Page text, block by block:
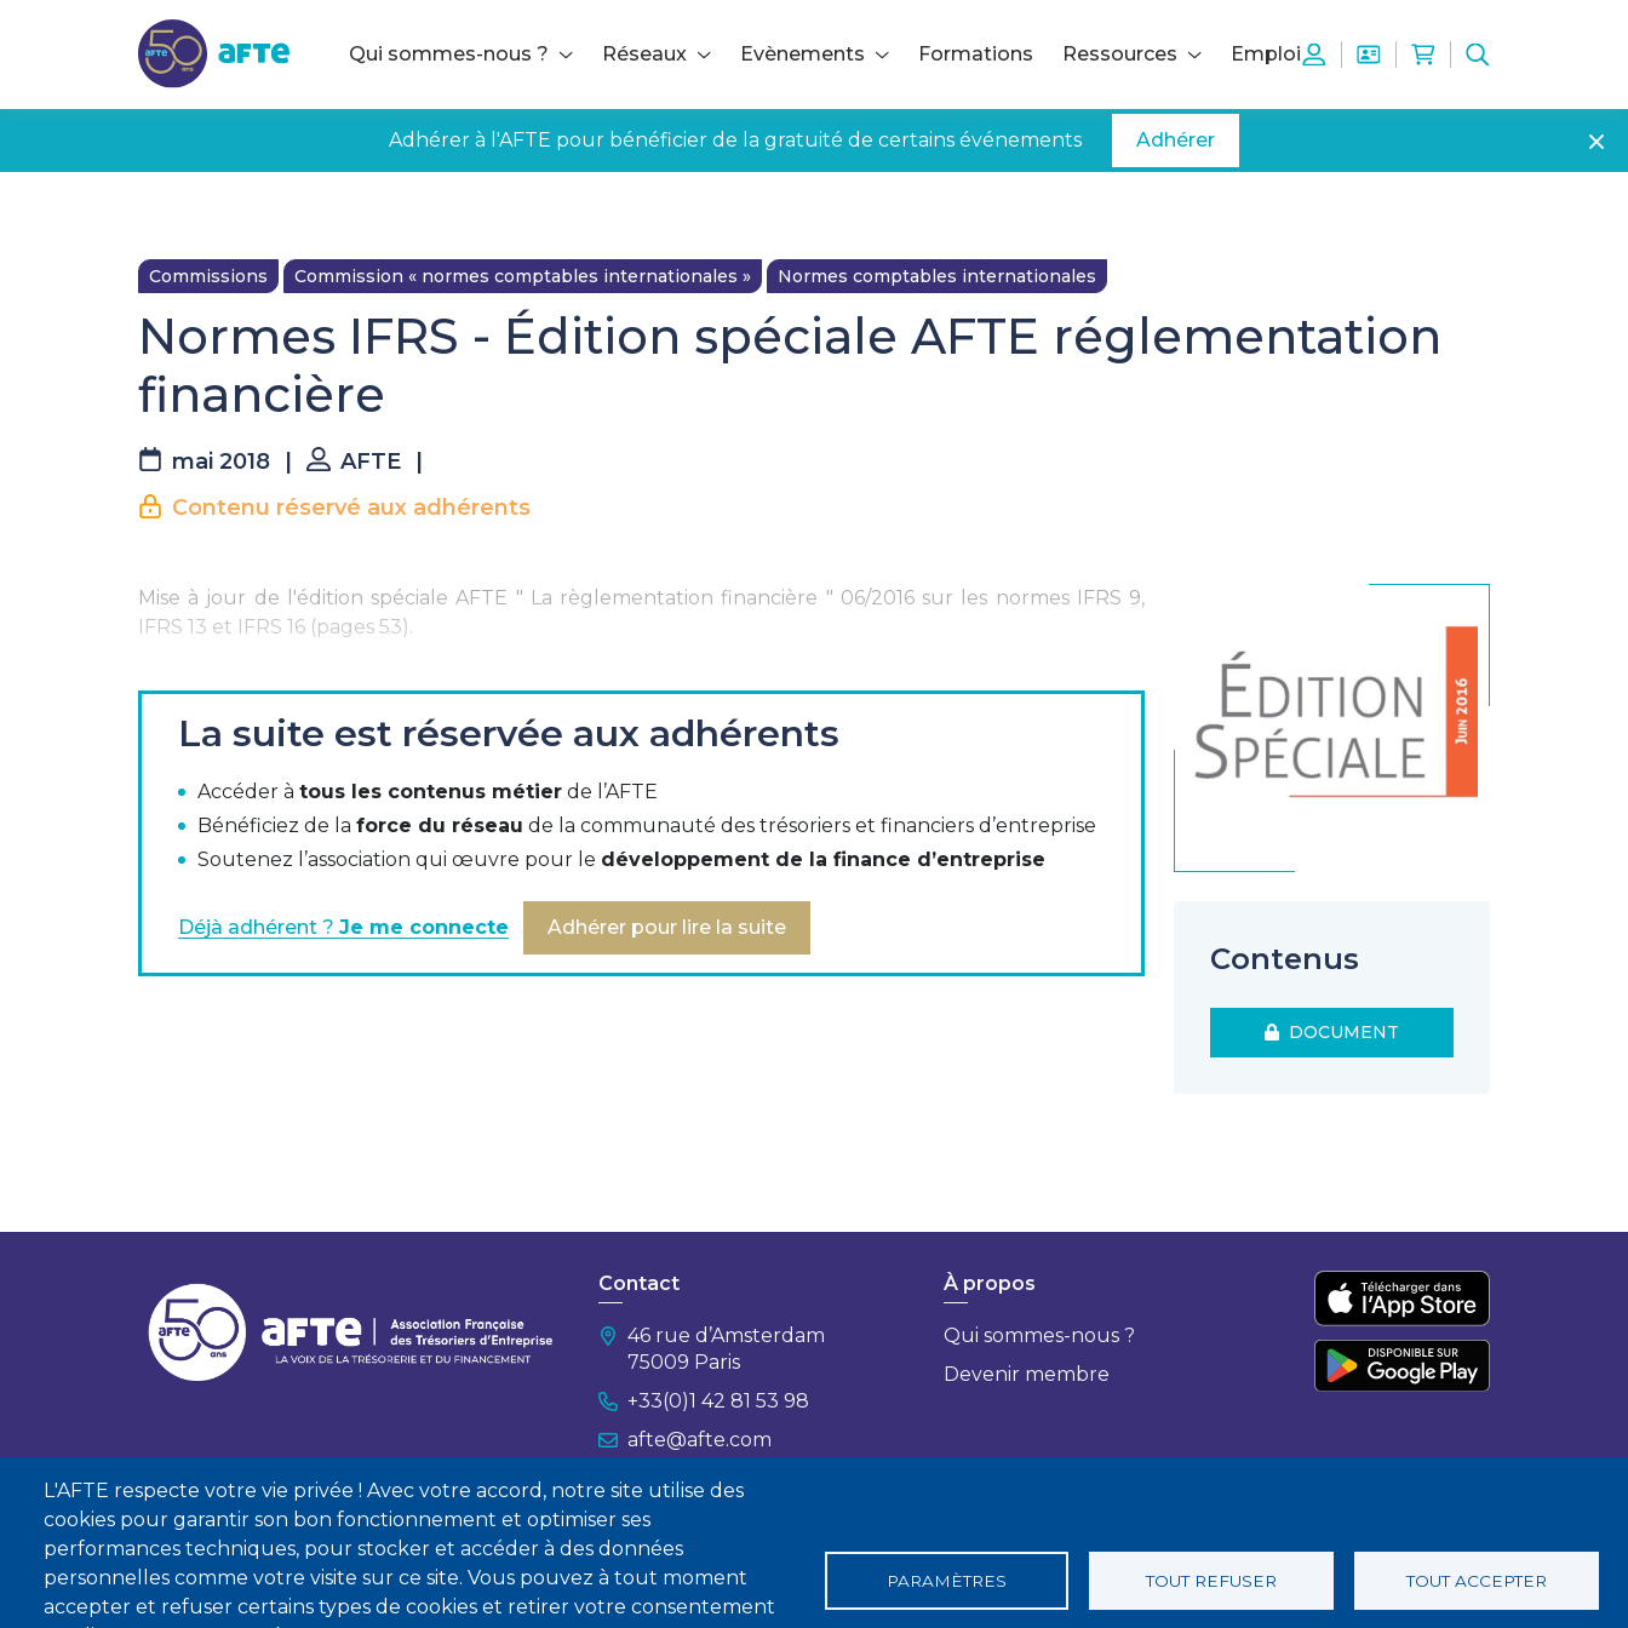
L'AFTE respecte votre vie privée ! Avec votre accord, notre site utilise des
cookies pour garantir son bon fonctionnement et optimiser ses
performances techniques, pour stocker et accéder à des données
personnelles comme votre visite sur ce site. Vous pouvez à tout moment
accepter et refuser certains types de cookies et retirer votre consentement
PARAMÈTRES TOUT REFUSER TOUT ACCEPTER
Qui sommes-nous ? Réseaux Evènements Formations Ressources Emploi
Adhérer à l'AFTE pour bénéficier de la gratuité de certains événements Adhérer
Commissions Commission « normes comptables internationales » Normes comptables internationales
Normes IFRS - Édition spéciale AFTE réglementation
financière
mai 2018 AFTE
Contenu réservé aux adhérents
Mise à jour de l'édition spéciale AFTE " La règlementation financière " 06/2016 sur les normes IFRS 9,
IFRS 13 et IFRS 16 (pages 53).
IFRS 9 - Renégociation de dettes financières
IFRS 9 - Instruments financiers
IFRS 13 - Evaluation de la juste valeur
La suite est réservée aux adhérents
Accéder à tous les contenus métier de l’AFTE
Bénéficiez de la force du réseau de la communauté des trésoriers et financiers d’entreprise
Soutenez l’association qui œuvre pour le développement de la finance d’entreprise
Déjà adhérent ? Je me connecte Adhérer pour lire la suite
Contenus
DOCUMENT
Contact
46 rue d’Amsterdam
75009 Paris
+33(0)1 42 81 53 98
afte@afte.com
Nous contacter
À propos
Qui sommes-nous ?
Devenir membre